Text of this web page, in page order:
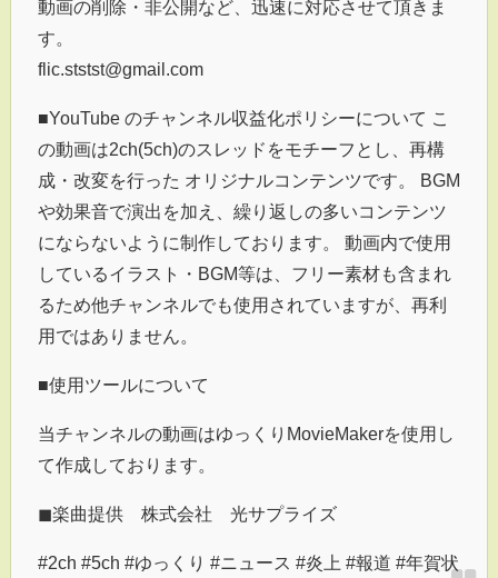
動画の削除・非公開など、迅速に対応させて頂きま
す。
flic.ststst@gmail.com
■YouTube のチャンネル収益化ポリシーについて こ
の動画は2ch(5ch)のスレッドをモチーフとし、再構
成・改変を行った オリジナルコンテンツです。 BGM
や効果音で演出を加え、繰り返しの多いコンテンツ
にならないように制作しております。 動画内で使用
しているイラスト・BGM等は、フリー素材も含まれ
るため他チャンネルでも使用されていますが、再利
用ではありません。
■使用ツールについて
当チャンネルの動画はゆっくりMovieMakerを使用し
て作成しております。
◼︎楽曲提供 株式会社 光サプライズ
#2ch #5ch #ゆっくり #ニュース #炎上 #報道 #年賀状